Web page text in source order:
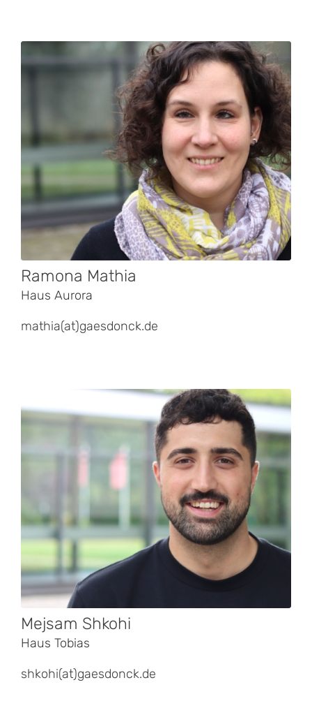
Ramona Mathia
Haus Aurora
mathia(at)gaesdonck.de
Mejsam Shkohi
Haus Tobias
shkohi(at)gaesdonck.de